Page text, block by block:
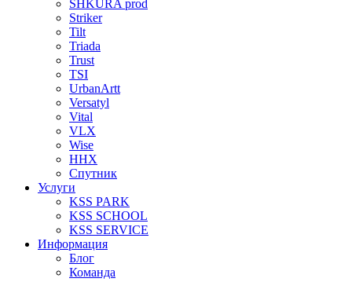
SHKURA рrоd
Striker
Tilt
Triada
Trust
TSI
UrbanArtt
Versatyl
Vital
VLX
Wise
ННХ
Спутник
Услуги
KSS PARK
KSS SCHOOL
KSS SERVICE
Информация
Блог
Команда